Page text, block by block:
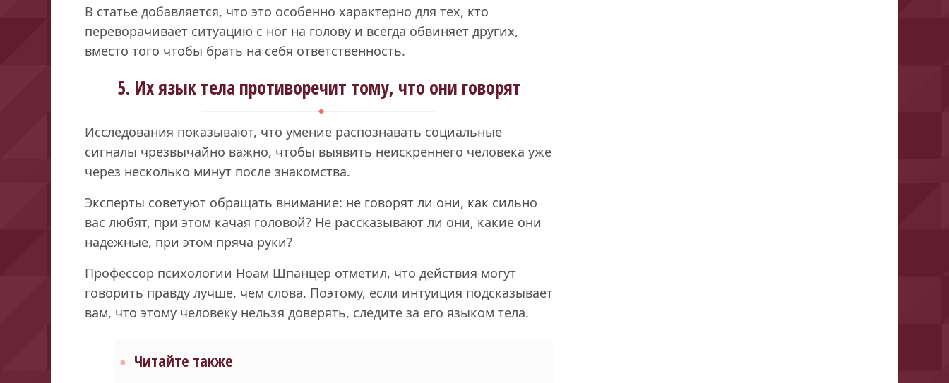
В статье добавляется, что это особенно характерно для тех, кто
переворачивает ситуацию с ног на голову и всегда обвиняет других,
вместо того чтобы брать на себя ответственность.
5. Их язык тела противоречит тому, что они говорят
Исследования показывают, что умение распознавать социальные
сигналы чрезвычайно важно, чтобы выявить неискреннего человека уже
через несколько минут после знакомства.
Эксперты советуют обращать внимание: не говорят ли они, как сильно
вас любят, при этом качая головой? Не рассказывают ли они, какие они
надежные, при этом пряча руки?
Профессор психологии Ноам Шпанцер отметил, что действия могут
говорить правду лучше, чем слова. Поэтому, если интуиция подсказывает
вам, что этому человеку нельзя доверять, следите за его языком тела.
Читайте также